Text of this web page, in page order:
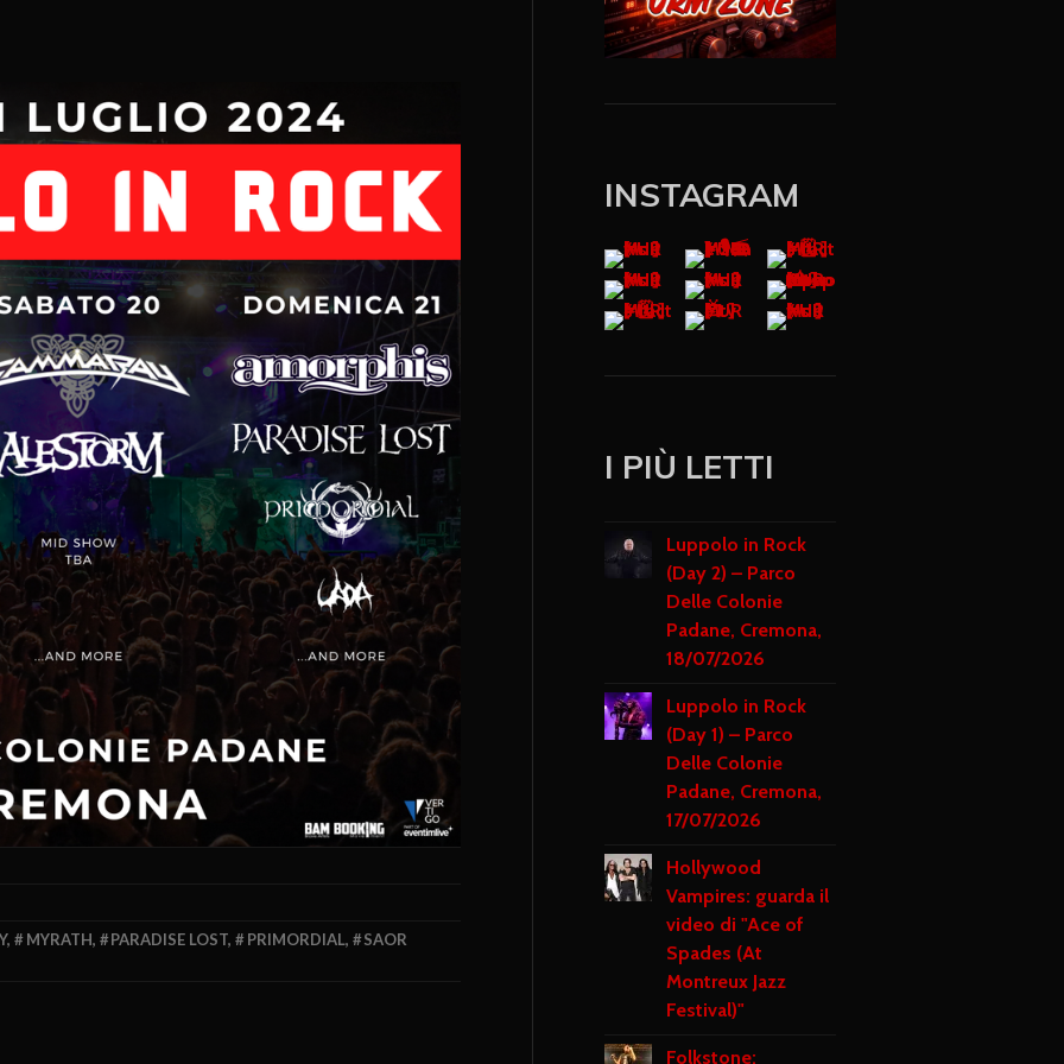
, MYRATH, PARADISE LOST, PRIMORDIAL, SAOR
INSTAGRAM
I PIÙ LETTI
Luppolo in Rock
(Day 2) – Parco
Delle Colonie
Padane, Cremona,
18/07/2026
Luppolo in Rock
(Day 1) – Parco
Delle Colonie
Padane, Cremona,
17/07/2026
Hollywood
Vampires: guarda il
video di "Ace of
Spades (At
Montreux Jazz
Festival)"
Folkstone: